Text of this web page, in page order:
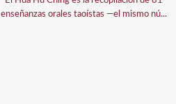
enseñanzas orales taoístas —el mismo nú...